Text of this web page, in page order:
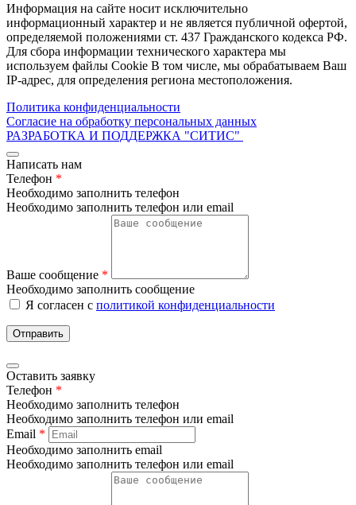
Информация на сайте носит исключительно
информационный характер и не является публичной офертой,
определяемой положениями ст. 437 Гражданского кодекса РФ.
Для сбора информации технического характера мы
используем файлы Cookie В том числе, мы обрабатываем Ваш
IP-адрес, для определения региона местоположения.
Политика конфиденциальности
Согласие на обработку персональных данных
РАЗРАБОТКА И ПОДДЕРЖКА "СИТИС"
Написать нам
Телефон *
Необходимо заполнить телефон
Необходимо заполнить телефон или email
Ваше сообщение *
Необходимо заполнить сообщение
Я согласен с политикой конфиденциальности
Отправить
Оставить заявку
Телефон *
Необходимо заполнить телефон
Необходимо заполнить телефон или email
Email *
Необходимо заполнить email
Необходимо заполнить телефон или email